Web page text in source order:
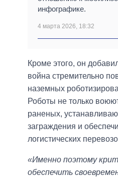
инфографике.
4 марта 2026, 18:32
Кроме этого, он
война стремительно
наземных
Роботы не только
раненых,
заграждения и
логистических
«Именно поэтому
обеспечить